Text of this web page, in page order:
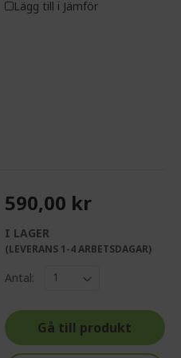
Lägg till i Jämför
590,00 kr
I LAGER
(LEVERANS 1-4 ARBETSDAGAR)
Antal:
Gå till produkt